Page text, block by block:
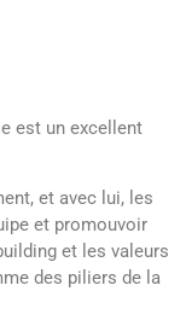
est un excellent
et avec lui, les
et promouvoir
et les valeurs
des piliers de la